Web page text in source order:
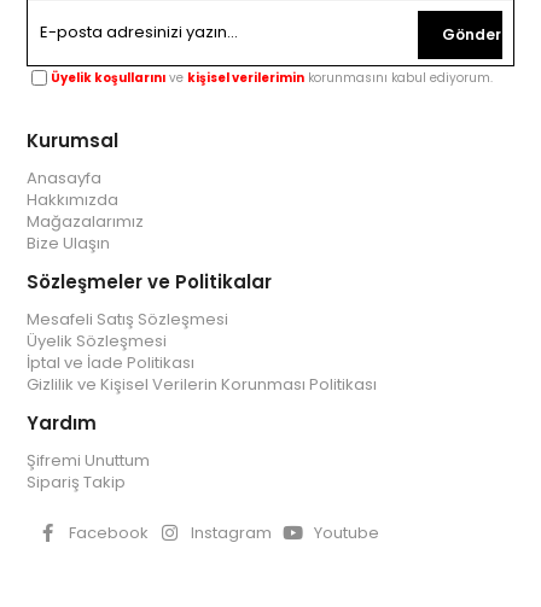
Gönder
Üyelik koşullarını ve kişisel verilerimin korunmasını kabul ediyorum.
Kurumsal
Anasayfa
Hakkımızda
Mağazalarımız
Bize Ulaşın
Sözleşmeler ve Politikalar
Mesafeli Satış Sözleşmesi
Üyelik Sözleşmesi
İptal ve İade Politikası
Gizlilik ve Kişisel Verilerin Korunması Politikası
Yardım
Şifremi Unuttum
Sipariş Takip
Facebook Instagram Youtube